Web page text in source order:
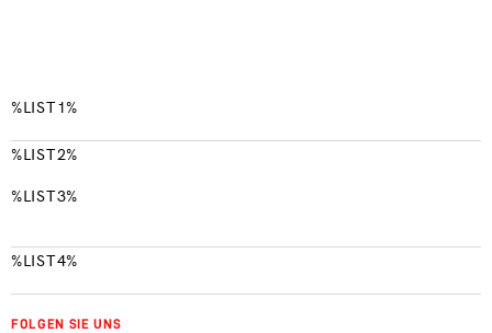
%LIST1%
%LIST2%
%LIST3%
%LIST4%
FOLGEN SIE UNS